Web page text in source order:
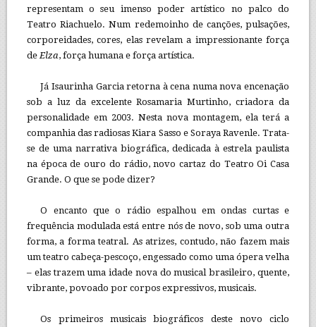
representam o seu imenso poder artístico no palco do
Teatro Riachuelo. Num redemoinho de canções, pulsações,
corporeidades, cores, elas revelam a impressionante força
deElza, força humana e força artística.
Já Isaurinha Garcia retorna à cena numa nova encenação
sob a luz da excelente Rosamaria Murtinho, criadora da
personalidade em 2003. Nesta nova montagem, ela terá a
companhia das radiosas Kiara Sasso e Soraya Ravenle. Trata-
se de uma narrativa biográfica, dedicada à estrela paulista
na época de ouro do rádio, novo cartaz do Teatro Oi Casa
Grande. O que se pode dizer?
O encanto que o rádio espalhou em ondas curtas e
frequência modulada está entre nós de novo, sob uma outra
forma, a forma teatral. As atrizes, contudo, não fazem mais
um teatro cabeça-pescoço, engessado como uma ópera velha
– elas trazem uma idade nova do musical brasileiro, quente,
vibrante, povoado por corpos expressivos, musicais.
Os primeiros musicais biográficos deste novo ciclo